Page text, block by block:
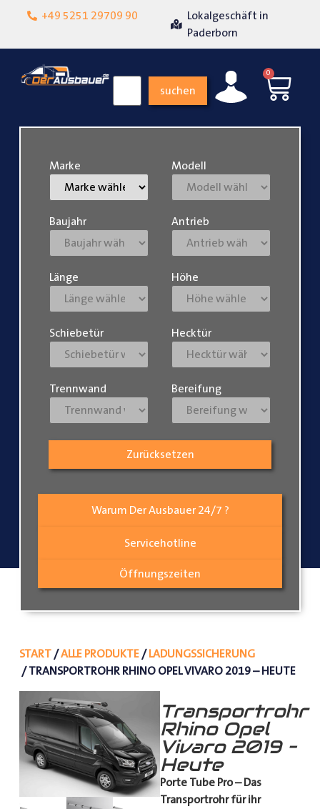
+49 5251 29709 90
Lokalgeschäft in
suchen
0
Warum Der Ausbauer 24/7 ?
Servicehotline
Öffnungszeiten
Marke Modell
Baujahr Antrieb
Länge Höhe
Schiebetür Hecktür
Trennwand Bereifung
Zurücksetzen
START/ALLE PRODUKTE/LADUNGSSICHERUNG
/ TRANSPORTROHR RHINO OPEL VIVARO 2019 – HEUTE
Transportrohr
Rhino Opel
Vivaro 2019 –
Heute
Porte Tube Pro – Das
Transportrohr für ihr